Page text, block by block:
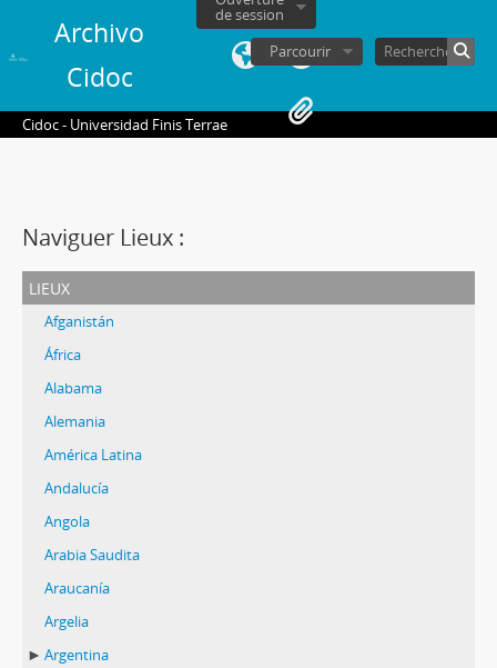
Archivo
Cidoc
de session
Parcourir
Cidoc - Universidad Finis Terrae
Naviguer Lieux :
lieux
Afganistán
África
Alabama
Alemania
América Latina
Andalucía
Angola
Arabia Saudita
Araucanía
Argelia
Argentina